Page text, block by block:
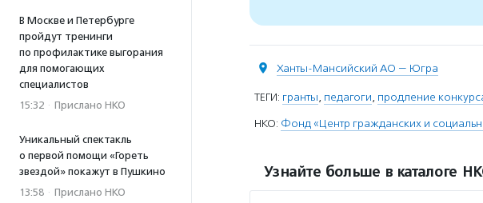
В Москве и Петербурге
пройдут тренинги
по профилактике выгорания
для помогающих
специалистов
15:32 · Прислано НКО
Уникальный спектакль
о первой помощи «Гореть
звездой» покажут в Пушкино
13:58 · Прислано НКО
Ханты-Мансийский АО — Югра
ТЕГИ: гранты, педагоги, продление
НКО: Фонд «Центр гражданских и
Узнайте больше в каталоге